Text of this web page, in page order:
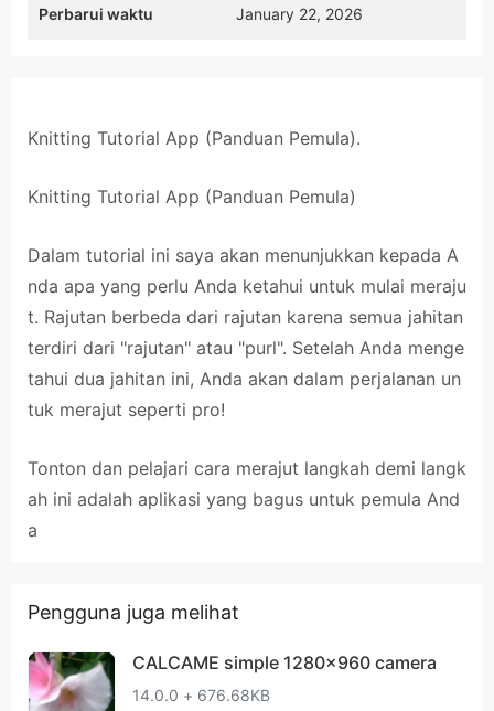
Perbarui waktu January 22, 2026
Knitting Tutorial App (Panduan Pemula).
Knitting Tutorial App (Panduan Pemula)
Dalam tutorial ini saya akan menunjukkan kepada A
nda apa yang perlu Anda ketahui untuk mulai meraju
t. Rajutan berbeda dari rajutan karena semua jahitan
terdiri dari "rajutan" atau "purl". Setelah Anda menge
tahui dua jahitan ini, Anda akan dalam perjalanan un
tuk merajut seperti pro!
Tonton dan pelajari cara merajut langkah demi langk
ah ini adalah aplikasi yang bagus untuk pemula And
a
Pengguna juga melihat
CALCAME simple 1280x960 camera
14.0.0 + 676.68KB